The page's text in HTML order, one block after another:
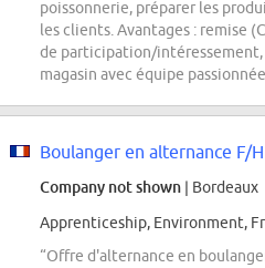
poissonnerie, préparer les
les clients. Avantages : remise
de participation/intéressement,
magasin avec équipe
Boulanger en alternance F/H
Company not shown | Bordeaux
Apprenticeship, Environment,
“Offre d'alternance en